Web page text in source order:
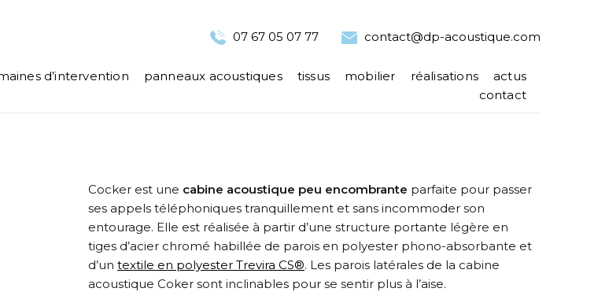
07 67 05 07 77 contact@dp-acoustique.com
d’intervention panneaux acoustiques tissus mobilier réalisations
actus
contact
Cocker est une cabine acoustique peu encombrante parfaite pour passer
ses appels téléphoniques tranquillement et sans incommoder son
entourage. Elle est réalisée à partir d’une structure portante légère en
tiges d’acier chromé habillée de parois en polyester phono-absorbante et
d’un textile en polyester Trevira CS®. Les parois latérales de la cabine
acoustique Coker sont inclinables pour se sentir plus à l’aise.